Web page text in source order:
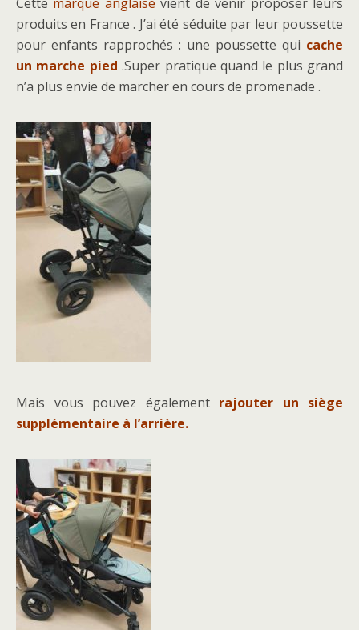
produits en France . J’ai été séduite par leur poussette
pour enfants rapprochés : une poussette qui cache
un marche pied .Super pratique quand le plus grand
n’a plus envie de marcher en cours de promenade .
Mais vous pouvez également rajouter un siège
supplémentaire à l’arrière.